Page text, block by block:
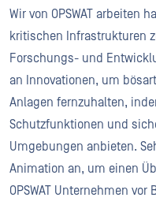
Wir von OPSWAT arbeiten
kritischen Infrastrukturen
Forschungs- und
an Innovationen, um
Anlagen fernzuhalten,
Schutzfunktionen und
Umgebungen anbieten.
Animation an, um einen
OPSWAT Unternehmen